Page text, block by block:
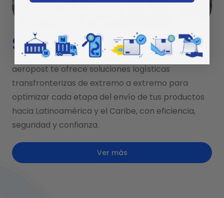
Servicios Logísticos
aeropost te ofrece soluciones logísticas
transfronterizas de extremo a extremo para
optimizar cada etapa del envío de tus productos
hacia Latinoamérica y el Caribe, con eficiencia,
seguridad y confianza.
Ver más